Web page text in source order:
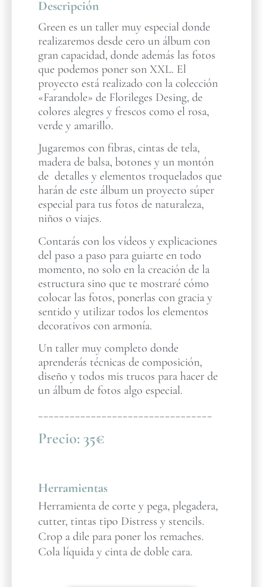
Descripción
Green es un taller muy especial donde
realizaremos desde cero un álbum con
gran capacidad, donde además las fotos
que podemos poner son XXL. El
proyecto está realizado con la colección
«Farandole» de Florileges Desing, de
colores alegres y frescos como el rosa,
verde y amarillo.
Jugaremos con fibras, cintas de tela,
madera de balsa, botones y un montón
de detalles y elementos troquelados que
harán de este álbum un proyecto súper
especial para tus fotos de naturaleza,
niños o viajes.
Contarás con los vídeos y explicaciones
del paso a paso para guiarte en todo
momento, no solo en la creación de la
estructura sino que te mostraré cómo
colocar las fotos, ponerlas con gracia y
sentido y utilizar todos los elementos
decorativos con armonía.
Un taller muy completo donde
aprenderás técnicas de composición,
diseño y todos mis trucos para hacer de
un álbum de fotos algo especial.
_________________________________
Precio: 35€
Herramientas
Herramienta de corte y pega, plegadera,
cutter, tintas tipo Distress y stencils.
Crop a dile para poner los remaches.
Cola líquida y cinta de doble cara.